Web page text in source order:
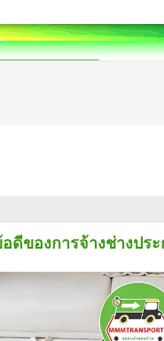
ดีของการจ้างช่างปร